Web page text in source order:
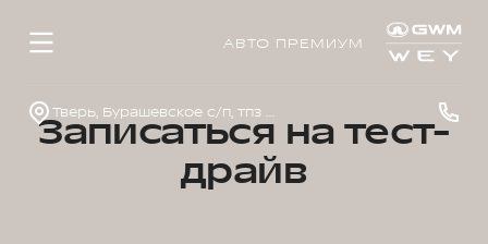
АВТО ПРЕМИУМ
Тверь, Бурашевское с/п, тпз Боровлево-1, стр. 4
Записаться на тест-
драйв